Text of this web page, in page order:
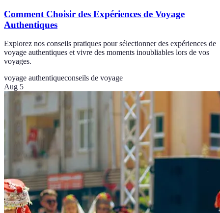
Comment Choisir des Expériences de Voyage
Authentiques
Explorez nos conseils pratiques pour sélectionner des expériences de
voyage authentiques et vivre des moments inoubliables lors de vos
voyages.
voyage authentiqueconseils de voyage
Aug 5